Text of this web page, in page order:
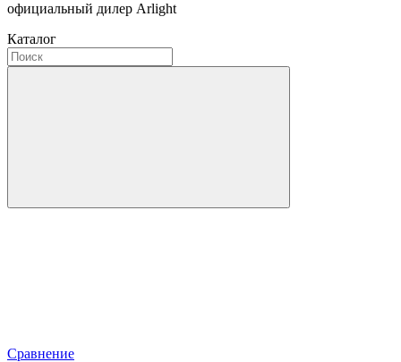
официальный дилер Arlight
Каталог
Сравнение